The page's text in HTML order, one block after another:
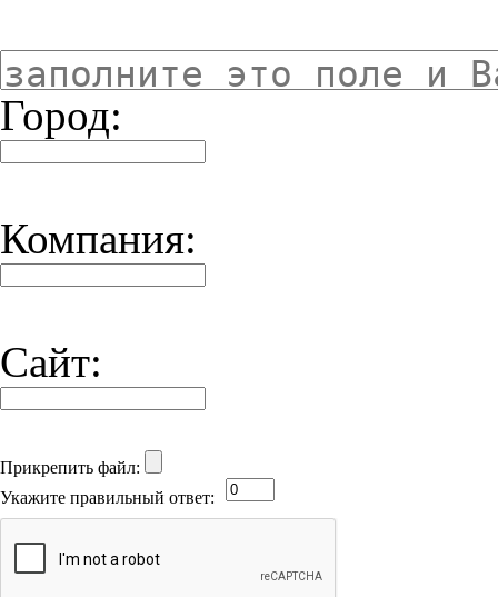
Город:
Компания:
Сайт:
Прикрепить файл:
Укажите правильный ответ: